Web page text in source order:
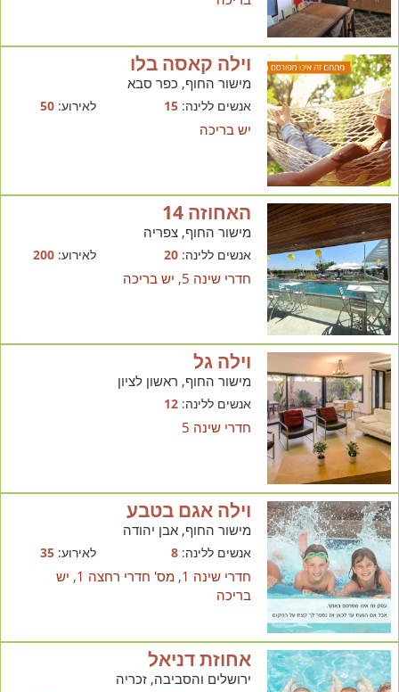
וילה קאסה בלו
מישור החוף, כפר סבא
אנשים ללינה:15 לאירוע:50
יש בריכה
האחוזה 14
מישור החוף, צפריה
אנשים ללינה:20 לאירוע:200
חדרי שינה 5, יש בריכה
וילה גל
מישור החוף, ראשון לציון
אנשים ללינה:12
חדרי שינה 5
וילה אגם בטבע
מישור החוף, אבן יהודה
אנשים ללינה:8 לאירוע:35
חדרי שינה 1, מס' חדרי רחצה 1, יש
בריכה
אחוזת דניאל
ירושלים והסביבה, זכריה